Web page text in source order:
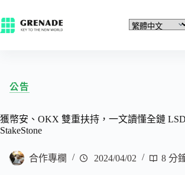
公告
獲幣安、OKX 雙重扶持，一文讀懂全鏈
StakeStone
合作專欄 2024/04/02 8 分